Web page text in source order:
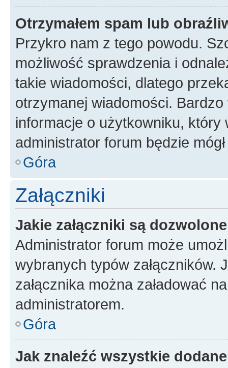
Otrzymałem spam lub
Przykro nam z tego powodu.
możliwość sprawdzenia i
takie wiadomości, dlatego
otrzymanej wiadomości.
informacje o użytkowniku, który
administrator forum będzie
Góra
Załączniki
Jakie załączniki są
Administrator forum może
wybranych typów załączników.
załącznika można załadować
administratorem.
Góra
Jak znaleźć wszystkie